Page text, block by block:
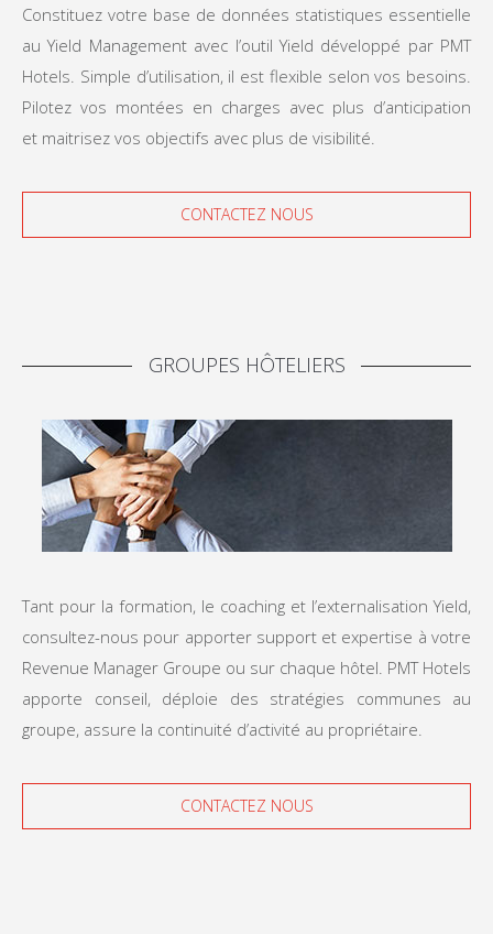
Constituez votre base de données statistiques essentielle
au Yield Management avec l’outil Yield développé par PMT
Hotels. Simple d’utilisation, il est flexible selon vos besoins.
Pilotez vos montées en charges avec plus d’anticipation
et maitrisez vos objectifs avec plus de visibilité.
CONTACTEZ NOUS
GROUPES HÔTELIERS
Tant pour la formation, le coaching et l’externalisation Yield,
consultez-nous pour apporter support et expertise à votre
Revenue Manager Groupe ou sur chaque hôtel. PMT Hotels
apporte conseil, déploie des stratégies communes au
groupe, assure la continuité d’activité au propriétaire.
CONTACTEZ NOUS